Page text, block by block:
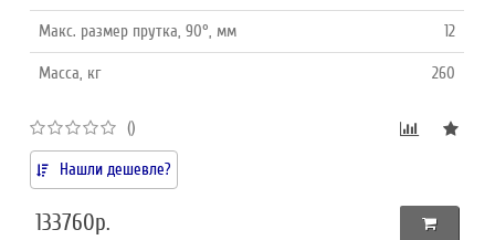
Макс. размер прутка, 90°, мм 12
Масса, кг 260
()
Нашли дешевле?
133760р.